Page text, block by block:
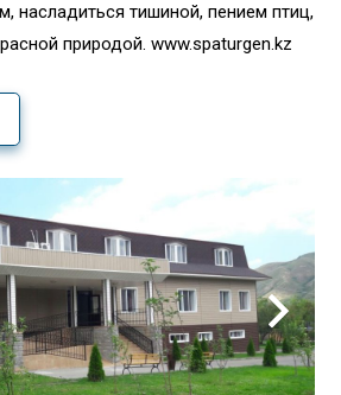
насладиться тишиной, пением птиц,
природой. www.spaturgen.kz